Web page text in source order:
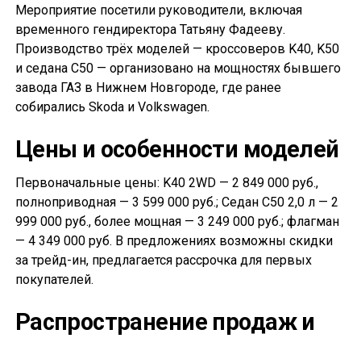
Мероприятие посетили руководители, включая
временного гендиректора Татьяну Фадееву.
Производство трёх моделей — кроссоверов K40, K50
и седана С50 — организовано на мощностях бывшего
завода ГАЗ в Нижнем Новгороде, где ранее
собирались Skoda и Volkswagen.
Цены и особенности моделей
Первоначальные цены: K40 2WD — 2 849 000 руб.,
полноприводная — 3 599 000 руб.; Седан С50 2,0 л — 2
999 000 руб., более мощная — 3 249 000 руб.; флагман
— 4 349 000 руб. В предложениях возможны скидки
за трейд-ин, предлагается рассрочка для первых
покупателей.
Распространение продаж и